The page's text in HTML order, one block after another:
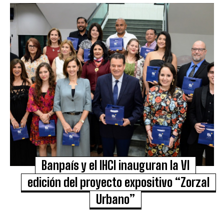
Banpaís y el IHCI inauguran la VI
edición del proyecto expositivo “Zorzal
Urbano”